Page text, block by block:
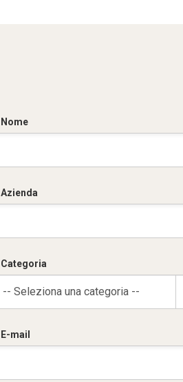
Nome
Azienda
Categoria
-- Seleziona una categoria --
E-mail